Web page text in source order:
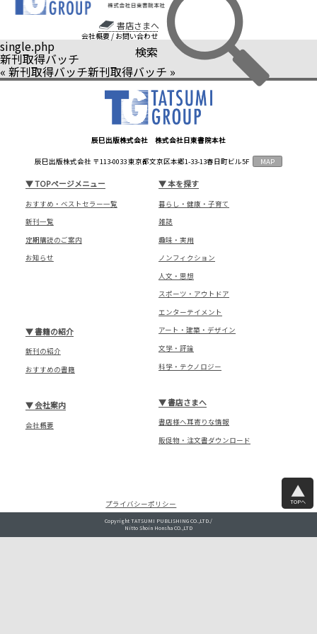
書店さまへ
会社概要 / お問い合わせ
検索
single.php
新刊取得バッチ
« 新刊取得バッチ新刊取得バッチ »
辰巳出版株式会社 株式会社日東書院本社
辰巳出版株式会社 〒113-0033 東京都文京区本郷1-33-13春日町ビル5F MAP
▼TOPページメニュー
おすすめ・ベストセラー一覧
新刊一覧
定期購読のご案内
お知らせ
▼本を探す
暮らし・健康・子育て
雑誌
趣味・実用
ノンフィクション
人文・思想
スポーツ・アウトドア
エンターテイメント
アート・建築・デザイン
文学・評論
科学・テクノロジー
▼書籍の紹介
新刊の紹介
おすすめの書籍
▼書店さまへ
書店様へ耳寄りな情報
販促物・注文書ダウンロード
▼会社案内
会社概要
プライバシーポリシー TOPへ
Copyright TATSUMI PUBLISHING CO.,LTD./
Nitto Shoin Honsha CO.,LTD